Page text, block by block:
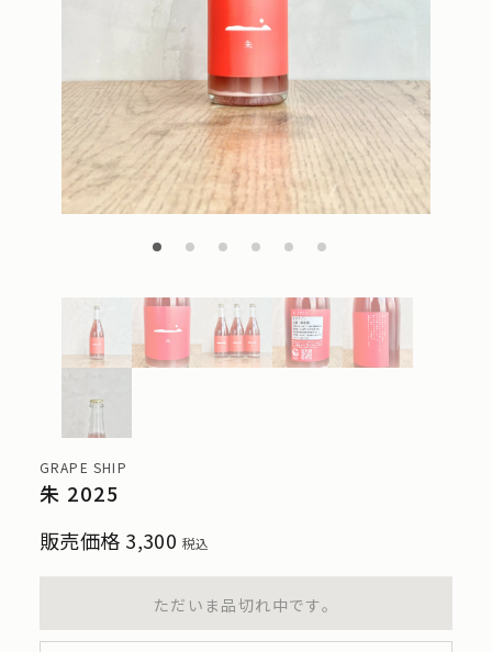
GRAPE SHIP
朱 2025
販売価格 3,300 税込
ただいま品切れ中です。